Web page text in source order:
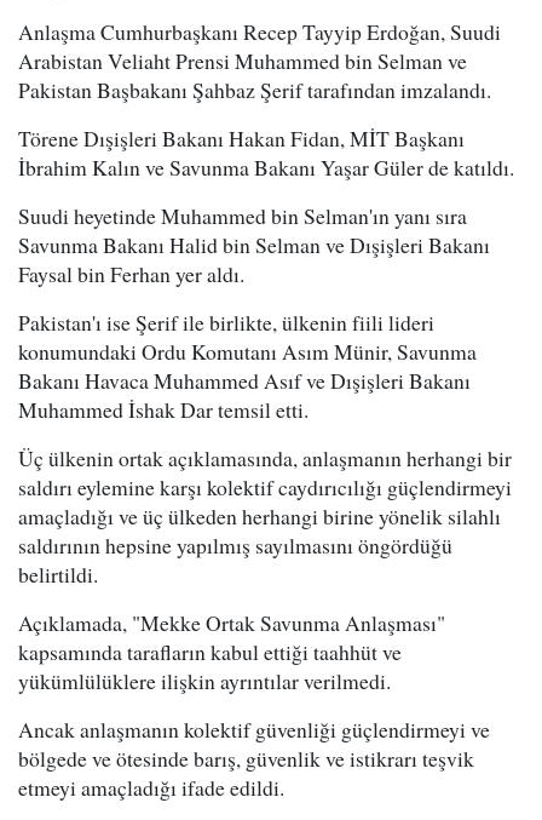
Anlaşma Cumhurbaşkanı Recep Tayyip Erdoğan, Suudi
Arabistan Veliaht Prensi Muhammed bin Selman ve
Pakistan Başbakanı Şahbaz Şerif tarafından imzalandı.
Törene Dışişleri Bakanı Hakan Fidan, MİT Başkanı
İbrahim Kalın ve Savunma Bakanı Yaşar Güler de katıldı.
Suudi heyetinde Muhammed bin Selman'ın yanı sıra
Savunma Bakanı Halid bin Selman ve Dışişleri Bakanı
Faysal bin Ferhan yer aldı.
Pakistan'ı ise Şerif ile birlikte, ülkenin fiili lideri
konumundaki Ordu Komutanı Asım Münir, Savunma
Bakanı Havaca Muhammed Asıf ve Dışişleri Bakanı
Muhammed İshak Dar temsil etti.
Üç ülkenin ortak açıklamasında, anlaşmanın herhangi bir
saldırı eylemine karşı kolektif caydırıcılığı güçlendirmeyi
amaçladığı ve üç ülkeden herhangi birine yönelik silahlı
saldırının hepsine yapılmış sayılmasını öngördüğü
belirtildi.
Açıklamada, "Mekke Ortak Savunma Anlaşması"
kapsamında tarafların kabul ettiği taahhüt ve
yükümlülüklere ilişkin ayrıntılar verilmedi.
Ancak anlaşmanın kolektif güvenliği güçlendirmeyi ve
bölgede ve ötesinde barış, güvenlik ve istikrarı teşvik
etmeyi amaçladığı ifade edildi.